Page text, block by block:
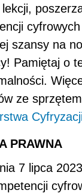
szansy na
Pamiętaj o
ze
PRAWNA
7 lipca